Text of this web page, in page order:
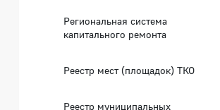
Региональная система
капитального ремонта
Реестр мест (площадок) ТКО
Реестр муниципальных